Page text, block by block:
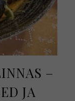
–
JA